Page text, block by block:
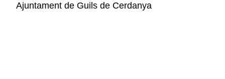
Ajuntament de Guils de Cerdanya